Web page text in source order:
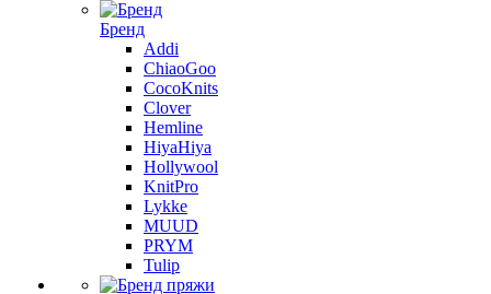
Бренд
Addi
ChiaoGoo
CocoKnits
Clover
Hemline
HiyaHiya
Hollywool
KnitPro
Lykke
MUUD
PRYM
Tulip